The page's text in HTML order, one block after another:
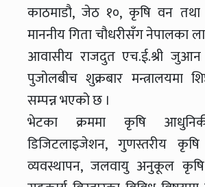
काठमाडौ, जेठ १०, कृषि वन तथा
माननीय गिता चौधरीसँग नेपालका
आवासीय राजदुत एच.ई.श्री जुआन
पुजोलबीच शुक्रबार मन्त्रालयमा
सम्पन्न भएको छ ।
भेटका क्रममा कृषि
डिजिटलाइजेशन, गुणस्तरीय
व्यवस्थापन, जलवायु अनुकूल कृषि